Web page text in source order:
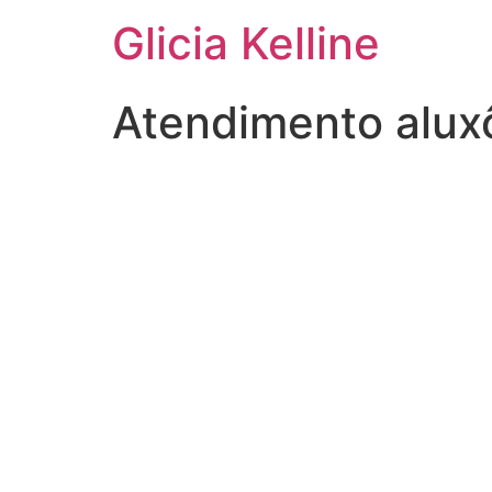
Glicia Kelline
Atendimento